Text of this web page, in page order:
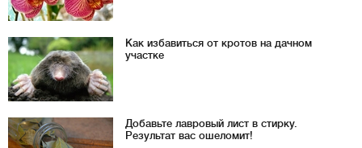
Как избавиться от кротов на дачном
участке
Добавьте лавровый лист в стирку.
Результат вас ошеломит!